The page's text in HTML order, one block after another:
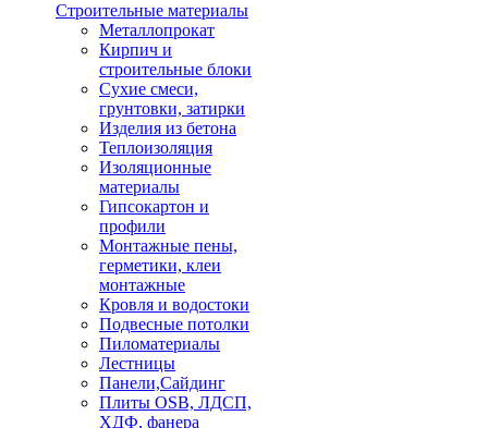
Строительные материалы
Металлопрокат
Кирпич и
строительные блоки
Сухие смеси,
грунтовки, затирки
Изделия из бетона
Теплоизоляция
Изоляционные
материалы
Гипсокартон и
профили
Монтажные пены,
герметики, клеи
монтажные
Кровля и водостоки
Подвесные потолки
Пиломатериалы
Лестницы
Панели,Сайдинг
Плиты OSB, ЛДСП,
ХДФ, фанера